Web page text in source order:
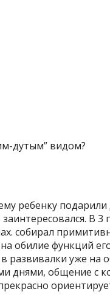
дутым” видом?
ребенку подарили
В 3
собирал
обилие функций
в развивалки уже на
днями, общение с